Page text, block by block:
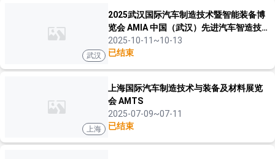
武汉
2025武汉国际汽车制造技术暨智能装备博
览会 AMIA 中国（武汉）先进汽车智造技术
发展论坛
2025-10-11~10-13
已结束
上海
上海国际汽车制造技术与装备及材料展览
会 AMTS
2025-07-09~07-11
已结束